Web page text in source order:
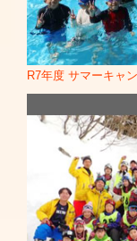
■青森県子育て講
■ふじみ野市講演
■坂戸市イベント
■広島県江田島親
■広島県グリーン
■東条湖イベント
■警視庁「ネット
■岐阜県「チュ
■楽天球場「イ
■4月13日園遊会
■岐阜県ごうご中
【 NHK名古屋放
■東海北陸フレッ
【 NHK大阪放送
【 日本テレビ 】
■午後は○○おも
不定期
■探偵学園Ｑ -主
■シャル・ウィ・
■産経新聞
■BIGGLOBE「
■マイナビ
■聖教新聞
■リガクラボ
■ニトリ
R7年度 サマーキャ